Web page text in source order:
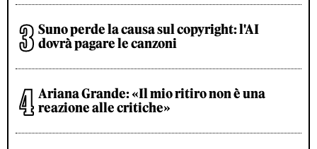
Suno perde la causa sul copyright: l'AI
dovrà pagare le canzoni
Ariana Grande: «Il mio ritiro non è una
reazione alle critiche»